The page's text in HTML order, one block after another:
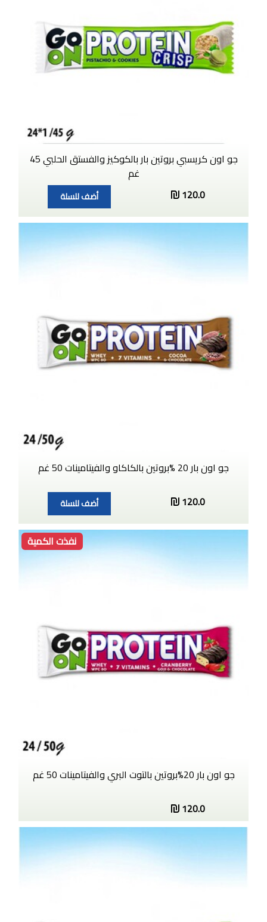
جو اون كريسبي بروتين بار بالكوكيز والفستق الحلبي 45
غم
120.0
أضف للسلة
جو اون بار 20 %بروتين بالكاكاو والفيتامينات 50 غم
120.0
أضف للسلة
نفذت الكمية
جو اون بار 20%بروتين بالتوت البري والفيتامينات 50 غم
120.0